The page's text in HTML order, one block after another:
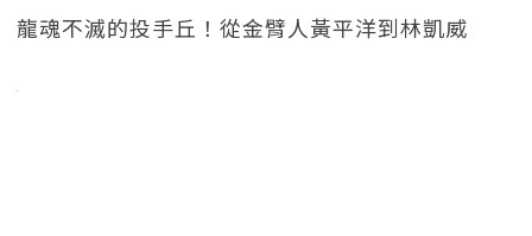
龍魂不滅的投手丘！從金臂人黃平洋到林凱威